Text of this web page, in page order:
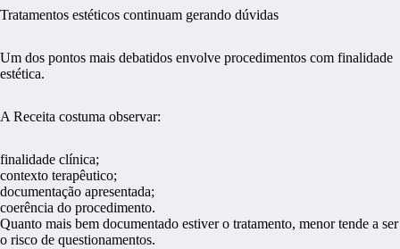
Tratamentos estéticos continuam gerando dúvidas
Um dos pontos mais debatidos envolve procedimentos com finalidade
estética.
A Receita costuma observar:
finalidade clínica;
contexto terapêutico;
documentação apresentada;
coerência do procedimento.
Quanto mais bem documentado estiver o tratamento, menor tende a ser
o risco de questionamentos.